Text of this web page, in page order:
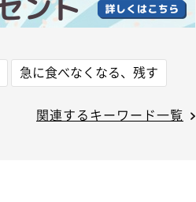
急に食べなくなる、残す
関連するキーワード一覧